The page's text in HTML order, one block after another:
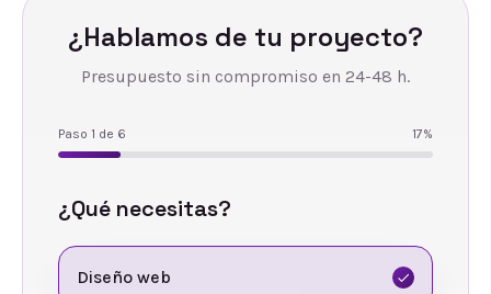
¿Hablamos de tu proyecto?
Presupuesto sin compromiso en 24-48 h.
Paso 1 de 6 17%
¿Qué necesitas?
Diseño web